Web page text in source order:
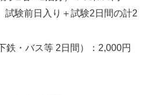
験前日入り＋試験2日間の計2
鉄・バス等 2日間）：2,000円